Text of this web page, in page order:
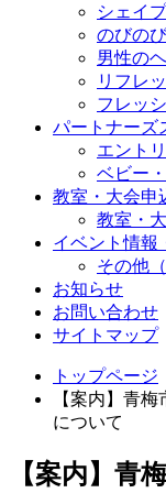
シェイ
のびの
男性の
リフレ
フレッ
パートナーズ
エント
ベビー
教室・大会申
教室・
イベント情報
その他
お知らせ
お問い合わせ
サイトマップ
トップページ
【案内】青
について
【案内】